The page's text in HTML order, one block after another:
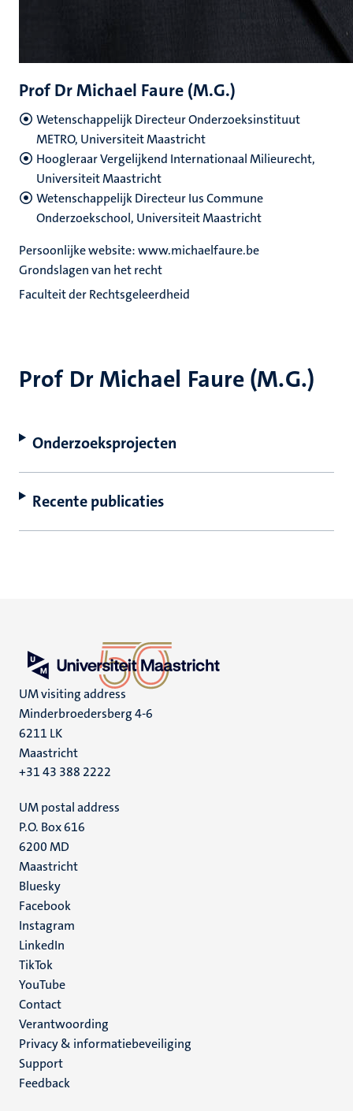
Prof Dr Michael Faure (M.G.)
Onderzoeksprojecten
Recente publicaties
Prof Dr Michael Faure (M.G.)
Wetenschappelijk Directeur Onderzoeksinstituut
METRO, Universiteit Maastricht
Hoogleraar Vergelijkend Internationaal Milieurecht,
Universiteit Maastricht
Wetenschappelijk Directeur Ius Commune
Onderzoekschool, Universiteit Maastricht
Persoonlijke website: www.michaelfaure.be
Grondslagen van het recht
Faculteit der Rechtsgeleerdheid
UM visiting address
Minderbroedersberg 4-6
6211 LK
Maastricht
+31 43 388 2222
UM postal address
P.O. Box 616
6200 MD
Maastricht
Social
media
Bluesky
Facebook
Instagram
LinkedIn
TikTok
YouTube
Menu
footer
(NL)
Contact
Verantwoording
Privacy & informatiebeveiliging
Support
Feedback